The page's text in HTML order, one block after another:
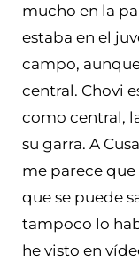
mucho en la
estaba en el
campo,
central. Chovi
como central,
su garra. A
me parece
que se puede
tampoco lo
he visto en